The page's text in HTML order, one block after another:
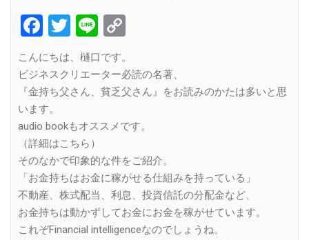
Facebook
Twitter
Line
こんにちは、樋口です。
ビジネスクリエーター必読の名著、
『金持ち父さん、貧乏父さん』をお読みのかたは多いと思
います。
audio bookもオススメです。
（詳細はこちら）
そのなかで印象的な件をご紹介。
「お金持ちはお金に稼がせる仕組みを持っている」
不動産、株式配当、利息、投資信託の分配金など、
お金持ちは動かずしてお金にお金を稼がせています。
これぞFinancial intelligenceなのでしょうね。